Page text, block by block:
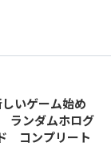
しいゲーム始め
ランダムホログ
コンプリート